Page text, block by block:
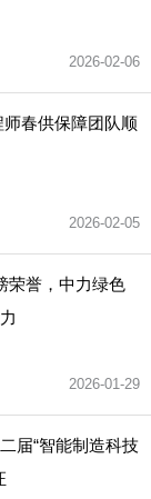
2026-02-06
春供保障团队顺
2026-02-05
荣誉，中力绿色
2026-01-29
届“智能制造科技